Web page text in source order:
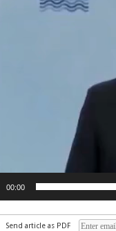
00:00
Send article as PDF